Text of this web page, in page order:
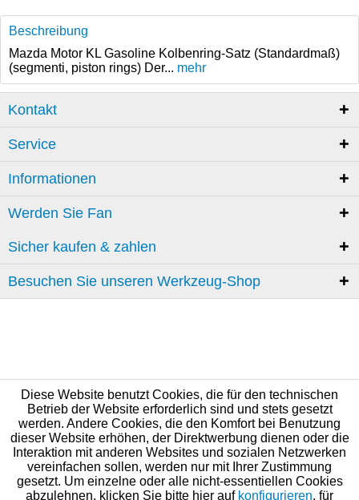
Beschreibung
Mazda Motor KL Gasoline Kolbenring-Satz (Standardmaß)
(segmenti, piston rings) Der... mehr
Kontakt
Service
Informationen
Werden Sie Fan
Sicher kaufen & zahlen
Besuchen Sie unseren Werkzeug-Shop
Diese Website benutzt Cookies, die für den technischen
Betrieb der Website erforderlich sind und stets gesetzt
werden. Andere Cookies, die den Komfort bei Benutzung
dieser Website erhöhen, der Direktwerbung dienen oder die
Interaktion mit anderen Websites und sozialen Netzwerken
vereinfachen sollen, werden nur mit Ihrer Zustimmung
gesetzt. Um einzelne oder alle nicht-essentiellen Cookies
abzulehnen, klicken Sie bitte hier auf konfigurieren, für